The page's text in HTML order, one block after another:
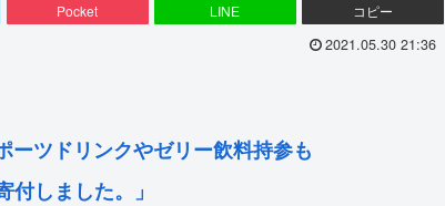
Pocket LINE コピー
2021.05.30 21:36
ーツドリンクやゼリー飲料持参も
しました。」